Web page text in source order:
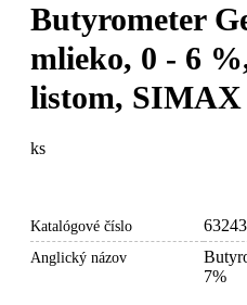
Butyrometer
mlieko, 0 - 6
listom, SIMAX
ks
Katalógové číslo
Anglický názov
7%